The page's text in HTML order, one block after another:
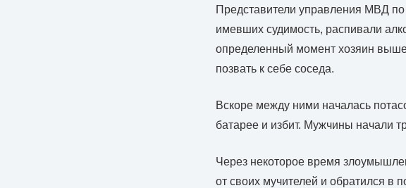
Представители управления МВД
имевших судимость, распивали
определенный момент хозяин
позвать к себе соседа.
Вскоре между ними началась
батарее и избит. Мужчины начали
Через некоторое время
от своих мучителей и обратился в